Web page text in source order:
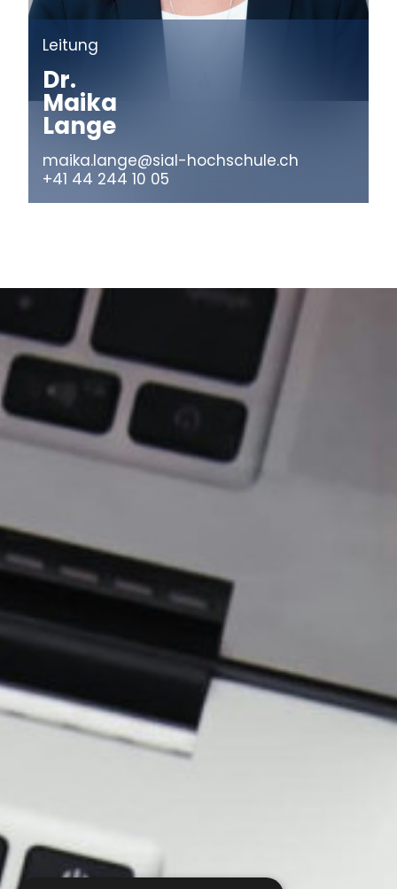
Leitung
Dr.
Maika
Lange
maika.lange@sial-hochschule.ch
+41 44 244 10 05